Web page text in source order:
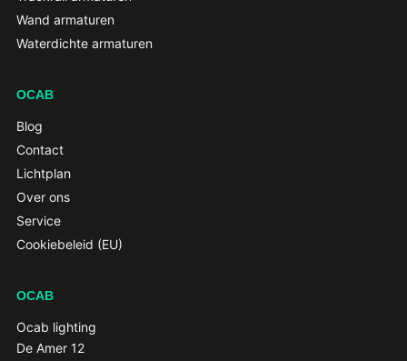
Wand armaturen
Waterdichte armaturen
OCAB
Blog
Contact
Lichtplan
Over ons
Service
Cookiebeleid (EU)
OCAB
Ocab lighting
De Amer 12